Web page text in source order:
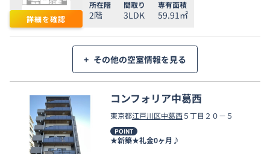
詳細を確認
所在階
2階
間取り
3LDK
専有面積
59.91㎡
+ その他の空室情報を見る
コンフォリア中葛西
東京都江戸川区中葛西５丁目２０－５
POINT
★新築★礼金0ヶ月♪